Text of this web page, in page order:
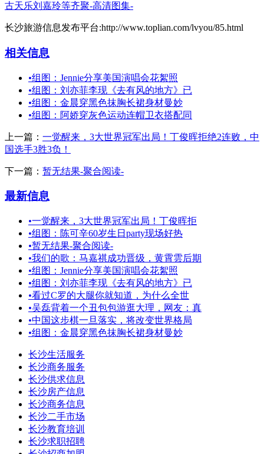
古天乐刘嘉玲等齐聚-高清图集-
长沙旅游信息发布平台:http://www.toplian.com/lvyou/85.html
相关信息
•组图：Jennie分享美国演唱会花絮照
•组图：刘亦菲李现《去有风的地方》已
•组图：金晨穿黑色抹胸长裙身材曼妙
•组图：阿娇穿灰色运动连帽卫衣搭配同
上一篇： 一觉醒来，3大世界冠军出局！丁俊晖拒绝2连败，中
国选手3胜3负！
下一篇： 暂无结果-聚合阅读-
最新信息
•一觉醒来，3大世界冠军出局！丁俊晖拒
•组图：陈可辛60岁生日party现场好热
•暂无结果-聚合阅读-
•我们的歌：马嘉祺成功晋级，黄霄雲后期
•组图：Jennie分享美国演唱会花絮照
•组图：刘亦菲李现《去有风的地方》已
•看过C罗的大腿你就知道，为什么全世
•吴磊背着一个丑包包游逛大理，网友：真
•中国这步棋一旦落实，将改变世界格局
•组图：金晨穿黑色抹胸长裙身材曼妙
长沙生活服务
长沙商务服务
长沙供求信息
长沙房产信息
长沙商务信息
长沙二手市场
长沙教育培训
长沙求职招聘